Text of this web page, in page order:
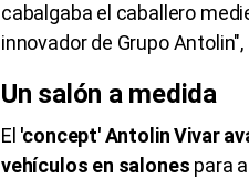
cabalgaba el caballero
innovador de Grupo
Un salón a medida
El 'concept' Antolin Vivar
vehículos en salones para